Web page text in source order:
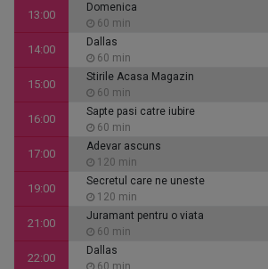
13:00
Domenica
60 min
14:00
Dallas
60 min
15:00
Stirile Acasa Magazin
60 min
16:00
Sapte pasi catre iubire
60 min
17:00
Adevar ascuns
120 min
19:00
Secretul care ne uneste
120 min
21:00
Juramant pentru o viata
60 min
22:00
Dallas
60 min